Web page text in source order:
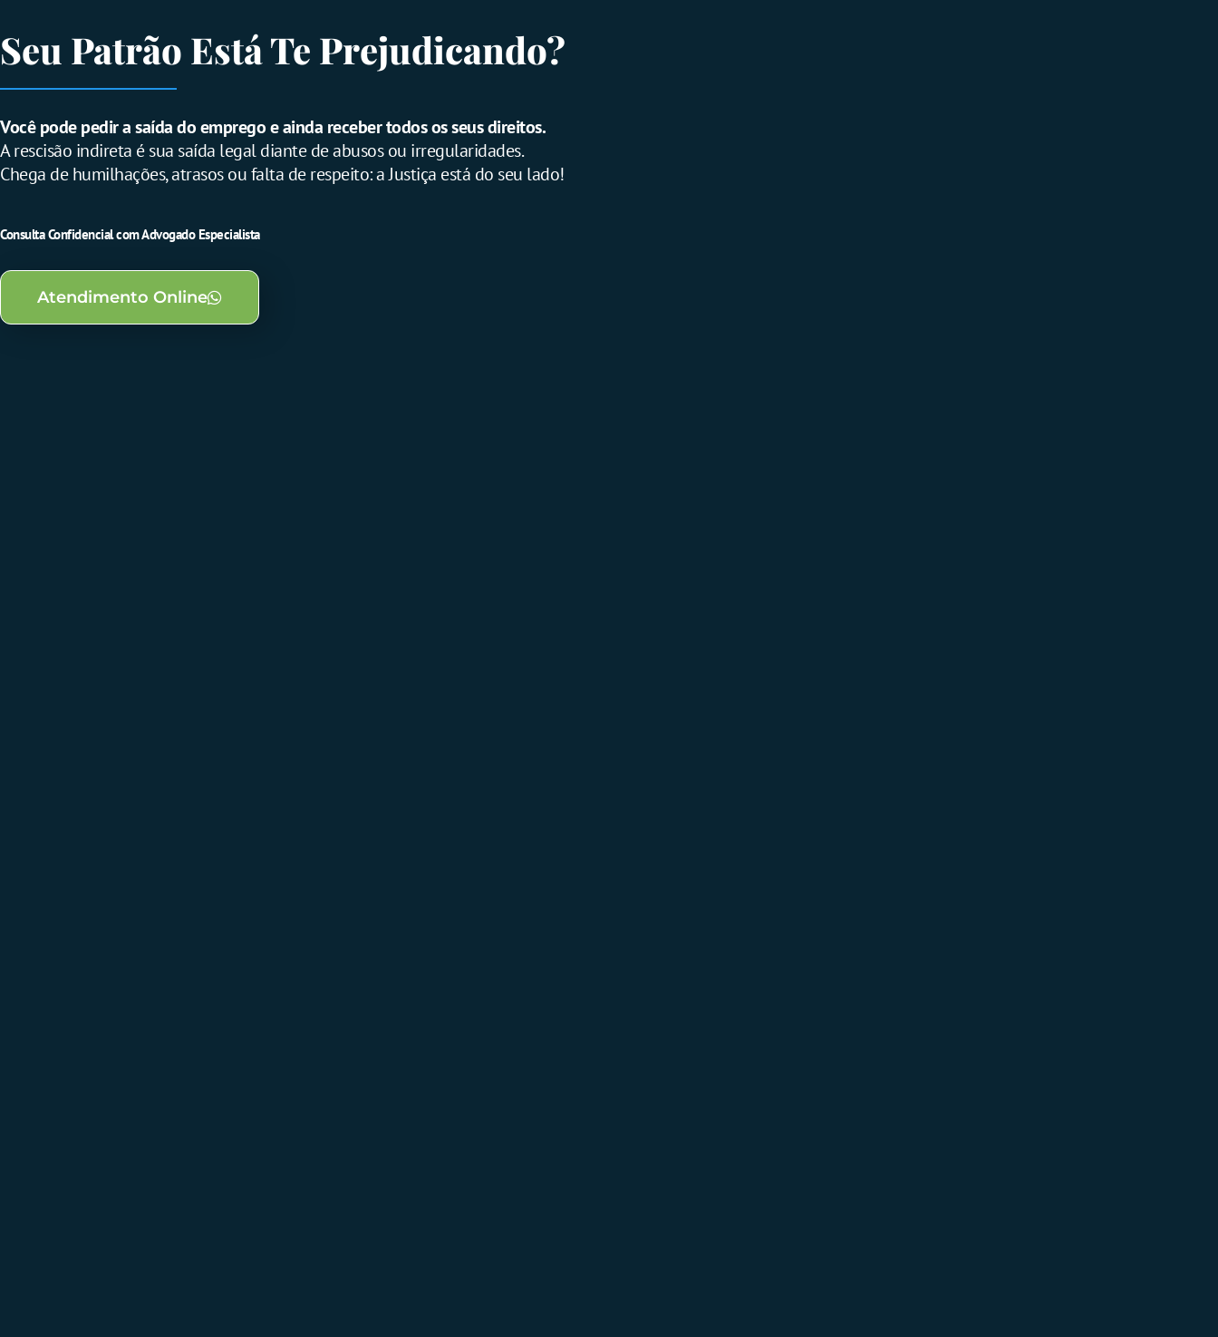
Seu Patrão Está Te Prejudicando?
Você pode pedir a saída do emprego e ainda receber todos os seus direitos.
A rescisão indireta é sua saída legal diante de abusos ou irregularidades.
Chega de humilhações, atrasos ou falta de respeito: a Justiça está do seu lado!
Consulta Confidencial com Advogado Especialista
Atendimento Online